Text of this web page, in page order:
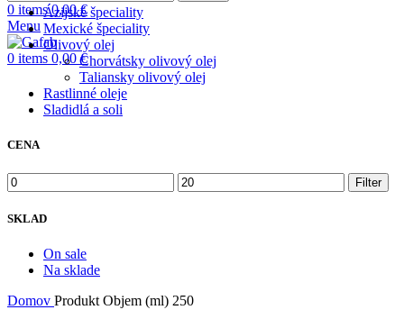
0 items 0,00€
Menu
0 items 0,00€
Ázijské špeciality
Mexické špeciality
Olivový olej
Chorvátsky olivový olej
Taliansky olivový olej
Rastlinné oleje
Sladidlá a soli
CENA
Minimálna
cena
Maximálna
cena
Filter
SKLAD
On sale
Na sklade
Domov Produkt Objem (ml) 250